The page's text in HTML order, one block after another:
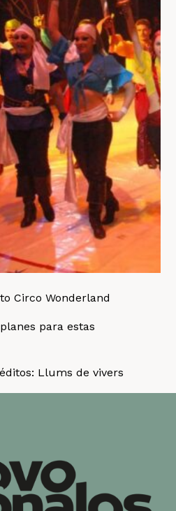
Circo Wonderland
para estas
Llums de vivers